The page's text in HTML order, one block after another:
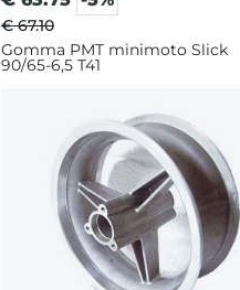
€ 67.10
Gomma PMT minimoto Slick
90/65-6,5 T41